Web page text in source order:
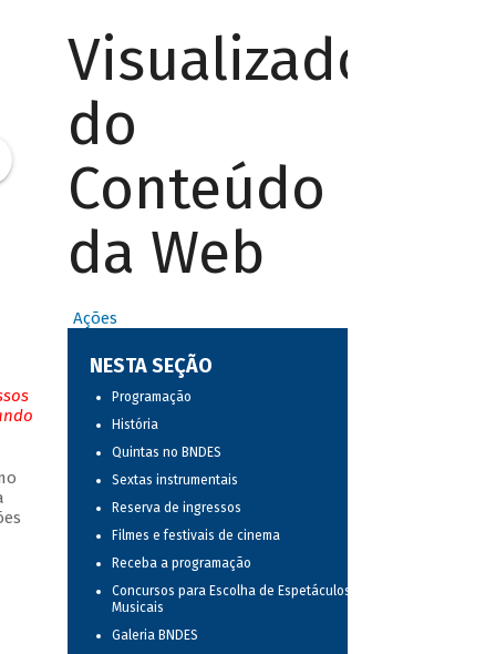
Visualizador
do
Conteúdo
da Web
Ações
NESTA SEÇÃO
Programação
História
Quintas no BNDES
Sextas instrumentais
Reserva de ingressos
Filmes e festivais de cinema
Receba a programação
Concursos para Escolha de Espetáculos
Musicais
Galeria BNDES